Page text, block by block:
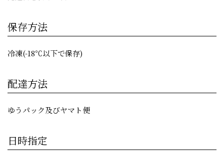
保存方法
冷凍(-18℃以下で保存)
配達方法
ゆうパック及びヤマト便
日時指定